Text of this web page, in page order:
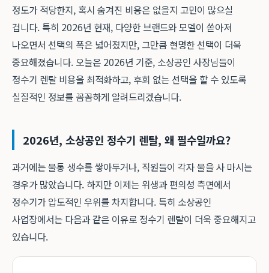
정도가 적당한지, 혹시 숨겨진 비용은 없을지 고민이 많으실
겁니다. 특히 2026년 현재, 다양한 브랜드와 모델이 쏟아져
나오면서 선택의 폭은 넓어졌지만, 그만큼 현명한 선택이 더욱
중요해졌습니다. 오늘은 2026년 기준, 소상공인 사장님들이
정수기 렌탈 비용을 최적화하고, 후회 없는 선택을 할 수 있도록
실질적인 정보를 꼼꼼하게 알려드리겠습니다.
2026년, 소상공인 정수기 렌탈, 왜 필수일까요?
과거에는 물통 생수를 쌓아두거나, 직원들이 각자 물을 사 마시는
경우가 많았습니다. 하지만 이제는 위생과 편의성 측면에서
정수기가 압도적인 우위를 차지합니다. 특히 소상공인
사업장에서는 다음과 같은 이유로 정수기 렌탈이 더욱 중요해지고
있습니다.